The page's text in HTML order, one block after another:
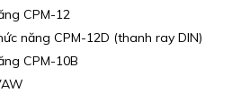
CPM-12
năng CPM-12D (thanh ray DIN)
CPM-10B